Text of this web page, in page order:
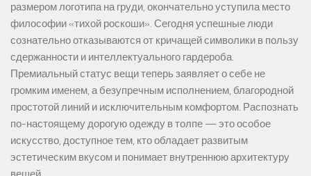
размером логотипа на груди, окончательно уступила место
философии «тихой роскоши». Сегодня успешные люди
сознательно отказываются от кричащей символики в пользу
сдержанности и интеллектуального гардероба.
Премиальный статус вещи теперь заявляет о себе не
громким именем, а безупречным исполнением, благородной
простотой линий и исключительным комфортом. Распознать
по-настоящему дорогую одежду в толпе — это особое
искусство, доступное тем, кто обладает развитым
эстетическим вкусом и понимает внутреннюю архитектуру